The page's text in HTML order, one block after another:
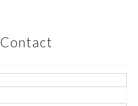
Contact